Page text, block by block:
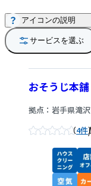
サービスを選ぶ
アイコンの説明
おそうじ本
拠点：岩手県滝
4件/